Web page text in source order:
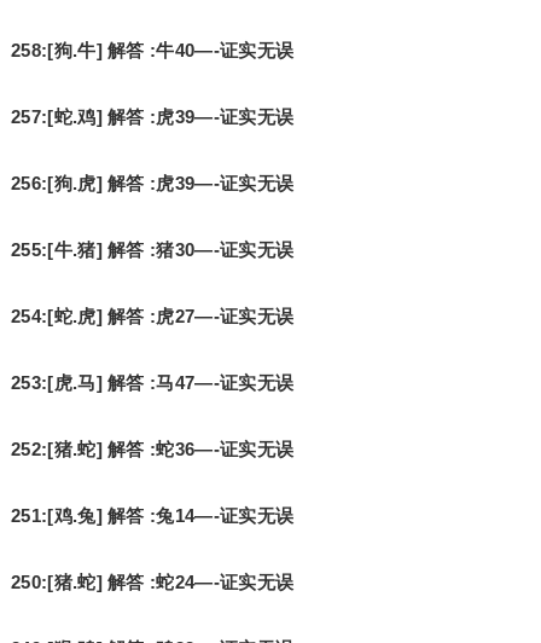
258:[狗.牛] 解答 :牛40—-证实无误
257:[蛇.鸡] 解答 :虎39—-证实无误
256:[狗.虎] 解答 :虎39—-证实无误
255:[牛.猪] 解答 :猪30—-证实无误
254:[蛇.虎] 解答 :虎27—-证实无误
253:[虎.马] 解答 :马47—-证实无误
252:[猪.蛇] 解答 :蛇36—-证实无误
251:[鸡.兔] 解答 :兔14—-证实无误
250:[猪.蛇] 解答 :蛇24—-证实无误